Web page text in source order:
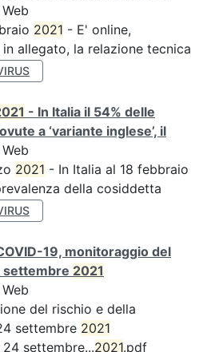
2021 - E' online,
allegato, la relazione tecnica
- In Italia il 54% delle
a ‘variante inglese’, il
2021 - In Italia al 18 febbraio
della cosiddetta
19, monitoraggio del
settembre 2021
del rischio e della
settembre 2021
settembre...2021.pdf